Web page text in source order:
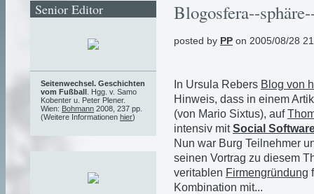
Blogosfera--
posted by PP on 2005/08/28
In Ursula Rebers Blog von
Hinweis, dass in einem
(von Mario Sixtus), auf
intensiv mitSocial
Nun war Burg Teilnehmer
seinen Vortrag zu diesem
veritablen Firmengründung
Kombination mit...
Senior Editor
Seitenwechsel. Geschichten
vom Fußball . Hgg. v. Samo
Kobenter u. Peter Plener.
Wien: Bohmann 2008, 237 pp.
(Weitere Informationen hier)